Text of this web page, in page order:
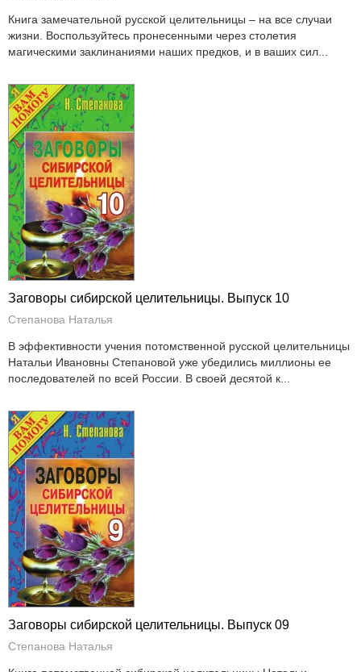
Книга замечательной русской целительницы – на все случаи
жизни. Воспользуйтесь пронесенными через столетия
магическими заклинаниями наших предков, и в ваших сил...
Заговоры сибирской целительницы. Выпуск 10
Степанова Наталья
В эффективности учения потомственной русской целительницы
Натальи Ивановны Степановой уже убедились миллионы ее
последователей по всей России. В своей десятой к...
Заговоры сибирской целительницы. Выпуск 09
Степанова Наталья